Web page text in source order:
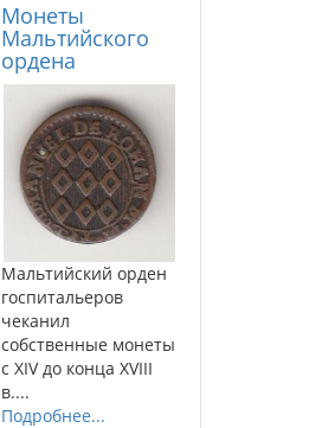
Монеты
Мальтийского
ордена
Мальтийский орден
госпитальеров
чеканил
собственные монеты
с XIV до конца XVIII
в....
Подробнее...